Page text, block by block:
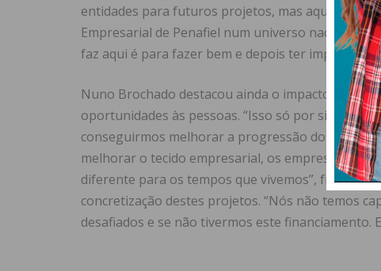
entidades para futuros projetos, mas aqui
Empresarial de Penafiel num universo nacional,
faz aqui é para fazer bem e depois ter impacto na
Nuno Brochado destacou ainda o impacto que o
oportunidades às pessoas. “Isso só por si é um
conseguirmos melhorar a progressão dos
melhorar o tecido empresarial, os empresários,
diferente para os tempos que vivemos”, frisou,
concretização destes projetos. “Nós não temos
desafiados e se não tivermos este financiamento.